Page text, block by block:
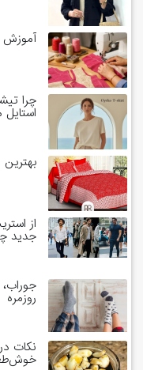
آموزش
چرا
بهترین
از
جدید
جوراب،
روزمره
نکات